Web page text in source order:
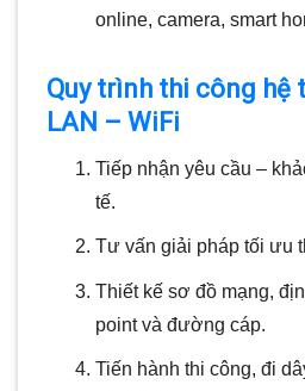
online, camera, smart
Quy trình thi công hệ
LAN – WiFi
Tiếp nhận yêu cầu –
tế.
Tư vấn giải pháp tối ưu
Thiết kế sơ đồ mạng,
point và đường cáp.
Tiến hành thi công, đi